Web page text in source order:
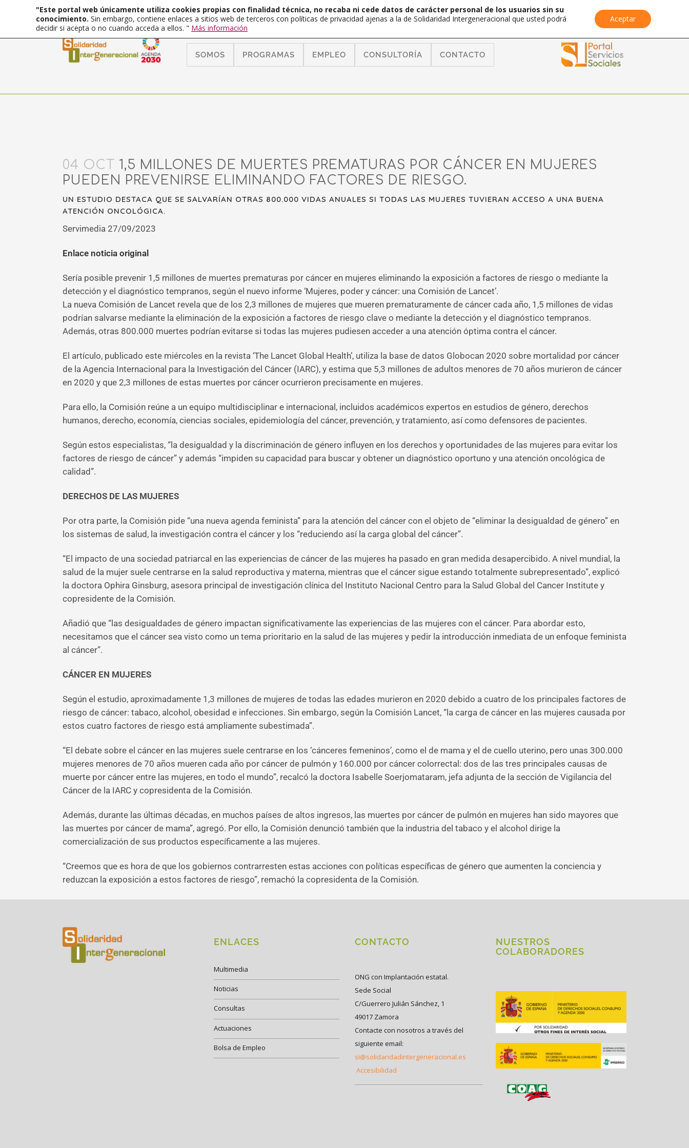
SOMOS PROGRAMAS EMPLEO CONSULTORÍA CONTACTO
04 OCT
1,5 MILLONES DE MUERTES PREMATURAS POR CÁNCER EN MUJERES
PUEDEN PREVENIRSE ELIMINANDO FACTORES DE RIESGO.
UN ESTUDIO DESTACA QUE SE SALVARÍAN OTRAS 800.000 VIDAS ANUALES SI TODAS LAS MUJERES TUVIERAN ACCESO A UNA BUENA
ATENCIÓN ONCOLÓGICA.
Servimedia 27/09/2023
Enlace noticia original
Sería posible prevenir 1,5 millones de muertes prematuras por cáncer en mujeres eliminando la exposición a factores de riesgo o mediante la
detección y el diagnóstico tempranos, según el nuevo informe ‘Mujeres, poder y cáncer: una Comisión de Lancet’.
La nueva Comisión de Lancet revela que de los 2,3 millones de mujeres que mueren prematuramente de cáncer cada año, 1,5 millones de vidas
podrían salvarse mediante la eliminación de la exposición a factores de riesgo clave o mediante la detección y el diagnóstico tempranos.
Además, otras 800.000 muertes podrían evitarse si todas las mujeres pudiesen acceder a una atención óptima contra el cáncer.
El artículo, publicado este miércoles en la revista ‘The Lancet Global Health’, utiliza la base de datos Globocan 2020 sobre mortalidad por cáncer
de la Agencia Internacional para la Investigación del Cáncer (IARC), y estima que 5,3 millones de adultos menores de 70 años murieron de cáncer
en 2020 y que 2,3 millones de estas muertes por cáncer ocurrieron precisamente en mujeres.
Para ello, la Comisión reúne a un equipo multidisciplinar e internacional, incluidos académicos expertos en estudios de género, derechos
humanos, derecho, economía, ciencias sociales, epidemiología del cáncer, prevención, y tratamiento, así como defensores de pacientes.
Según estos especialistas, “la desigualdad y la discriminación de género influyen en los derechos y oportunidades de las mujeres para evitar los
factores de riesgo de cáncer” y además “impiden su capacidad para buscar y obtener un diagnóstico oportuno y una atención oncológica de
calidad”.
DERECHOS DE LAS MUJERES
Por otra parte, la Comisión pide “una nueva agenda feminista” para la atención del cáncer con el objeto de “eliminar la desigualdad de género” en
los sistemas de salud, la investigación contra el cáncer y los “reduciendo así la carga global del cáncer”.
“El impacto de una sociedad patriarcal en las experiencias de cáncer de las mujeres ha pasado en gran medida desapercibido. A nivel mundial, la
salud de la mujer suele centrarse en la salud reproductiva y materna, mientras que el cáncer sigue estando totalmente subrepresentado”, explicó
la doctora Ophira Ginsburg, asesora principal de investigación clínica del Instituto Nacional Centro para la Salud Global del Cancer Institute y
copresidente de la Comisión.
Añadió que “las desigualdades de género impactan significativamente las experiencias de las mujeres con el cáncer. Para abordar esto,
necesitamos que el cáncer sea visto como un tema prioritario en la salud de las mujeres y pedir la introducción inmediata de un enfoque feminista
al cáncer”.
CÁNCER EN MUJERES
Según el estudio, aproximadamente 1,3 millones de mujeres de todas las edades murieron en 2020 debido a cuatro de los principales factores de
riesgo de cáncer: tabaco, alcohol, obesidad e infecciones. Sin embargo, según la Comisión Lancet, “la carga de cáncer en las mujeres causada por
estos cuatro factores de riesgo está ampliamente subestimada”.
“El debate sobre el cáncer en las mujeres suele centrarse en los ‘cánceres femeninos’, como el de mama y el de cuello uterino, pero unas 300.000
mujeres menores de 70 años mueren cada año por cáncer de pulmón y 160.000 por cáncer colorrectal: dos de las tres principales causas de
muerte por cáncer entre las mujeres, en todo el mundo”, recalcó la doctora Isabelle Soerjomataram, jefa adjunta de la sección de Vigilancia del
Cáncer de la IARC y copresidenta de la Comisión.
Además, durante las últimas décadas, en muchos países de altos ingresos, las muertes por cáncer de pulmón en mujeres han sido mayores que
las muertes por cáncer de mama”, agregó. Por ello, la Comisión denunció también que la industria del tabaco y el alcohol dirige la
comercialización de sus productos específicamente a las mujeres.
“Creemos que es hora de que los gobiernos contrarresten estas acciones con políticas específicas de género que aumenten la conciencia y
reduzcan la exposición a estos factores de riesgo”, remachó la copresidenta de la Comisión.
ENLACES
Multimedia
Noticias
Consultas
Actuaciones
Bolsa de Empleo
CONTACTO
ONG con Implantación estatal.
Sede Social
C/Guerrero Julián Sánchez, 1
49017 Zamora
Contacte con nosotros a través del
siguiente email:
si@solidaridadintergeneracional.es
Accesibilidad
NUESTROS
COLABORADORES
"Este portal web únicamente utiliza cookies propias con finalidad técnica, no recaba ni cede datos de carácter personal de los usuarios sin su
conocimiento. Sin embargo, contiene enlaces a sitios web de terceros con políticas de privacidad ajenas a la de Solidaridad Intergeneracional que usted podrá
decidir si acepta o no cuando acceda a ellos. " Más información
Aceptar